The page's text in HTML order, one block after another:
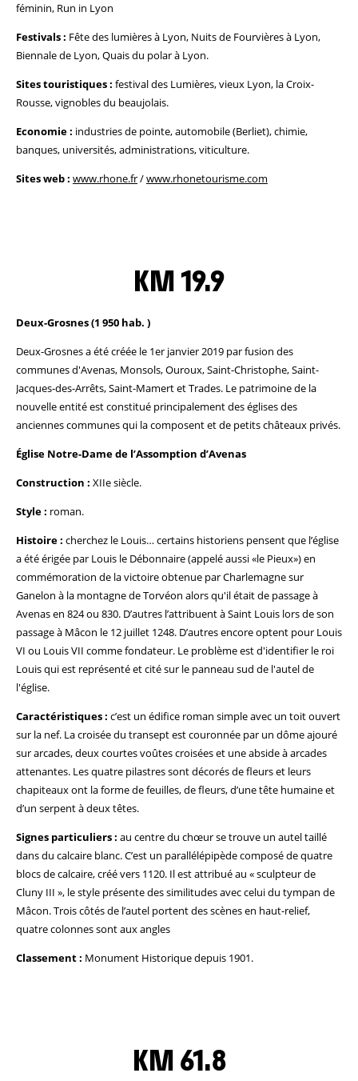
féminin, Run in Lyon
Festivals : Fête des lumières à Lyon, Nuits de Fourvières à Lyon,
Biennale de Lyon, Quais du polar à Lyon.
Sites touristiques : festival des Lumières, vieux Lyon, la Croix-
Rousse, vignobles du beaujolais.
Economie : industries de pointe, automobile (Berliet), chimie,
banques, universités, administrations, viticulture.
Sites web : www.rhone.fr/www.rhonetourisme.com
KM 19.9
Deux-Grosnes (1 950 hab. )
Deux-Grosnes a été créée le 1er janvier 2019 par fusion des
communes d'Avenas, Monsols, Ouroux, Saint-Christophe, Saint-
Jacques-des-Arrêts, Saint-Mamert et Trades. Le patrimoine de la
nouvelle entité est constitué principalement des églises des
anciennes communes qui la composent et de petits châteaux privés.
Église Notre-Dame de l’Assomption d’Avenas
Construction : XIIe siècle.
Style : roman.
Histoire : cherchez le Louis… certains historiens pensent que l’église
a été érigée par Louis le Débonnaire (appelé aussi «le Pieux») en
commémoration de la victoire obtenue par Charlemagne sur
Ganelon à la montagne de Torvéon alors qu'il était de passage à
Avenas en 824 ou 830. D’autres l’attribuent à Saint Louis lors de son
passage à Mâcon le 12 juillet 1248. D’autres encore optent pour Louis
VI ou Louis VII comme fondateur. Le problème est d'identifier le roi
Louis qui est représenté et cité sur le panneau sud de l'autel de
l'église.
Caractéristiques : c’est un édifice roman simple avec un toit ouvert
sur la nef. La croisée du transept est couronnée par un dôme ajouré
sur arcades, deux courtes voûtes croisées et une abside à arcades
attenantes. Les quatre pilastres sont décorés de fleurs et leurs
chapiteaux ont la forme de feuilles, de fleurs, d’une tête humaine et
d’un serpent à deux têtes.
Signes particuliers : au centre du chœur se trouve un autel taillé
dans du calcaire blanc. C’est un parallélépipède composé de quatre
blocs de calcaire, créé vers 1120. Il est attribué au « sculpteur de
Cluny III », le style présente des similitudes avec celui du tympan de
Mâcon. Trois côtés de l’autel portent des scènes en haut-relief,
quatre colonnes sont aux angles
Classement : Monument Historique depuis 1901.
KM 61.8